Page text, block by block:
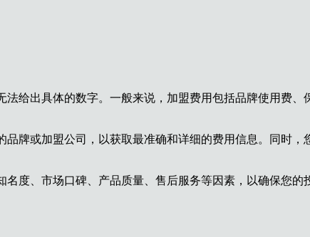
给出具体的数字。一般来说，加盟费用包括品牌使用费
牌或加盟公司，以获取最准确和详细的费用信息。同时
度、市场口碑、产品质量、售后服务等因素，以确保您的